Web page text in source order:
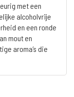
met een
alcoholvrije
en een ronde
mout en
aroma’s die